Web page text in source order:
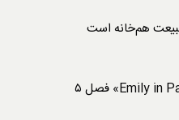
هم‌خانه است